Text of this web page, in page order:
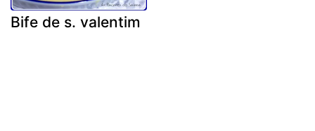
Bife de s. valentim